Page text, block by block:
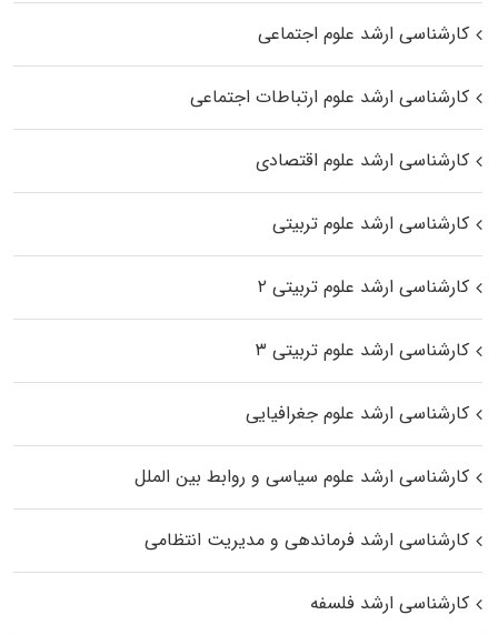
کارشناسی ارشد علوم اجتماعی
کارشناسی ارشد علوم ارتباطات اجتماعی
کارشناسی ارشد علوم اقتصادی
کارشناسی ارشد علوم تربیتی
کارشناسی ارشد علوم تربیتی ۲
کارشناسی ارشد علوم تربیتی ۳
کارشناسی ارشد علوم جغرافیایی
کارشناسی ارشد علوم سیاسی و روابط بین الملل
کارشناسی ارشد فرماندهی و مدیریت انتظامی
کارشناسی ارشد فلسفه